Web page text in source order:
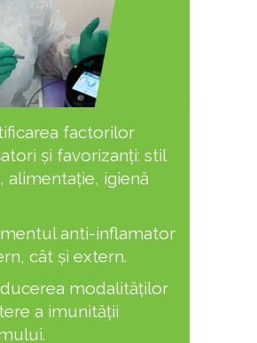
factorilor
și favorizanți: stil
alimentație, igienă
anti-inflamator
cât și extern.
modalităților
a imunității